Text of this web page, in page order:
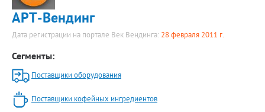
АРТ-Вендинг
Дата регистрации на портале Век Вендинга: 28 февраля 2011 г.
Сегменты:
Поставщики оборудования
Поставщики кофейных ингредиентов